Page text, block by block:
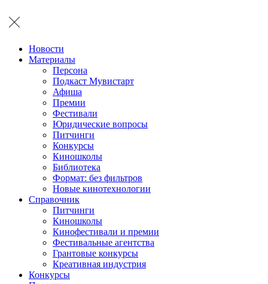
Новости
Материалы
Персона
Подкаст Мувистарт
Афиша
Премии
Фестивали
Юридические вопросы
Питчинги
Конкурсы
Киношколы
Библиотека
Формат: без фильтров
Новые кинотехнологии
Справочник
Питчинги
Киношколы
Кинофестивали и премии
Фестивальные агентства
Грантовые конкурсы
Креативная индустрия
Конкурсы